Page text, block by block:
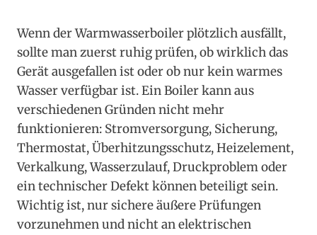
Wenn der Warmwasserboiler plötzlich ausfällt,
sollte man zuerst ruhig prüfen, ob wirklich das
Gerät ausgefallen ist oder ob nur kein warmes
Wasser verfügbar ist. Ein Boiler kann aus
verschiedenen Gründen nicht mehr
funktionieren: Stromversorgung, Sicherung,
Thermostat, Überhitzungsschutz, Heizelement,
Verkalkung, Wasserzulauf, Druckproblem oder
ein technischer Defekt können beteiligt sein.
Wichtig ist, nur sichere äußere Prüfungen
vorzunehmen und nicht an elektrischen